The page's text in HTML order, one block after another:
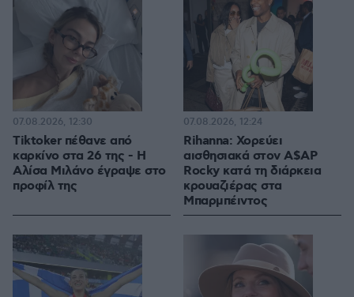
Tiktoker πέθανε από
καρκίνο στα 26 της - Η
Αλίσα Μιλάνο έγραψε στο
προφίλ της
07.08.2026, 12:30
Rihanna: Χορεύει
αισθησιακά στον A$AP
Rocky κατά τη διάρκεια
κρουαζιέρας στα
Μπαρμπέιντος
07.08.2026, 12:24